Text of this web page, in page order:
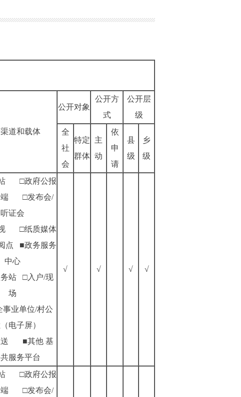
道和载体
公开对象
公开方
式
公开层
级
全
社
会
特定
群体
主
动
依
申
请
县
级
乡
级
□政府公报
□发布会/
听证会
□纸质媒体
点
■政务服务
中心
站
□入户/现
场
事业单位/村公
电子屏）
■其他 基
服务平台
√ √ √ √
□政府公报
□发布会/